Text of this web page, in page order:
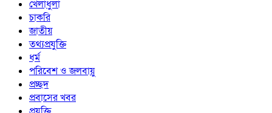
খেলাধুলা
চাকরি
জাতীয়
তথ্যপ্রযুক্তি
ধর্ম
পরিবেশ ও জলবায়ু
প্রচ্ছদ
প্রবাসের খবর